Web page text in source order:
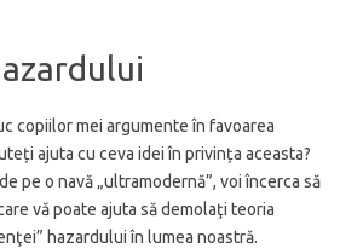
copiilor mei argumente în favoarea
ajuta cu ceva idei în privința aceasta?
pe o navă „ultramodernă”, voi încerca să
vă poate ajuta să demolaţi teoria
hazardului în lumea noastră.